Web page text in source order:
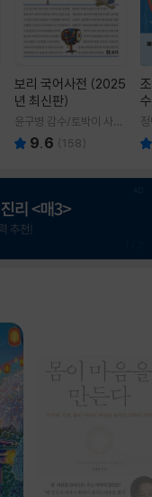
보리 국어사전 (2025
년 최신판)
윤구병 감수/토박이 사전
편찬실 편
9.6 (158)